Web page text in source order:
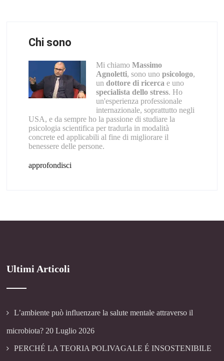
Chi sono
Mi chiamo Massimo
Agnoletti, sono uno psicologo,
un dottore di ricerca e uno
specialista dello stress. Ho
un'esperienza professionale
internazionale, soprattutto negli
USA, e da sempre ho la passione di studiare la
psicologia scientifica per tradurla in modalità
concrete ed applicabili al fine di migliorare il
benessere delle persone.
approfondisci
Ultimi Articoli
L’ambiente può influenzare la salute mentale attraverso il
microbiota? 20 Luglio 2026
PERCHÉ LA TEORIA POLIVAGALE É INSOSTENIBILE